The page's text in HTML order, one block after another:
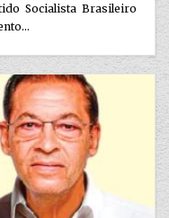
Socialista Brasileiro